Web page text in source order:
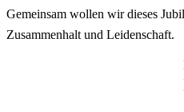
Gemeinsam wollen wir dieses
Zusammenhalt und Leidenschaft.